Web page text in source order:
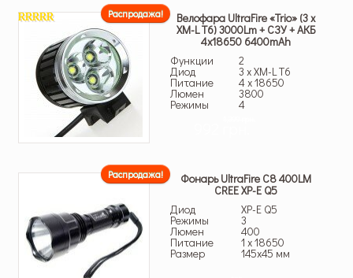
Распродажа! Велофара UltraFire «Trio» (3 x
XM-L T6) 3000Lm + СЗУ + АКБ
4х18650 6400mAh
Функции
2
Диод 3 x XM-L T6
Питание 4 x 18650
Люмен 3800
Режимы 4
Распродажа! Фонарь UltraFire C8 400LM
CREE XP-E Q5
Диод
XP-E Q5
Режимы 3
Люмен 400
Питание 1 x 18650
Размер 145х45 мм